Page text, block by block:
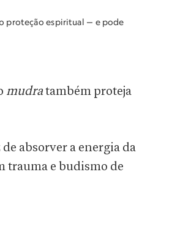
proteção espiritual — e pode
mudratambém proteja
absorver a energia da
trauma e budismo de